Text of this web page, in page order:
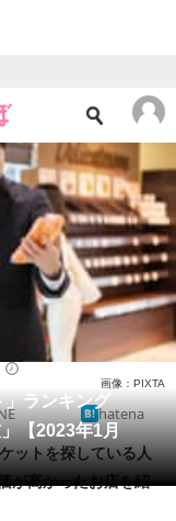
」ランキング
【2023年1月
画像：PIXTA
hatena
ットを探している人
が高かったお店を紹